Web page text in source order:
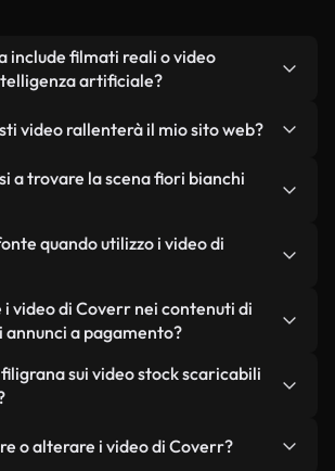
include filmati reali o video
artificiale?
girati da persone, relativi a fiori
generati dall'intelligenza
video è chiaramente etichettato,
video rallenterà il mio sito web?
nostre versioni ottimizzate.
leggeri e pronti per il web,
la qualità, riducono al minimo i
e migliorano parametri
a trovare la scena fiori bianchi
all'istante utilizzando Coverr AI
descrivere la scena, ad esempio
video personalizzato in
i nostri standard di licenza.
quando utilizzo i video di
alcun riconoscimento dell'autore.
nella nostra libreria sono
sebbene sia sempre
i video di Coverr nei contenuti di
annunci a pagamento?
di Coverr possono essere utilizzati
su YouTube, promozioni sui
non si rivendano o ridistribuiscano
sui video stock scaricabili
dall'intelligenza artificiale, include
o alterare i video di Coverr?